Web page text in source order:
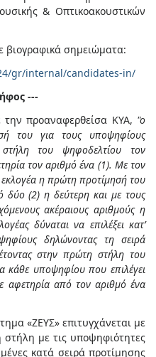
& Οπτικοακουστικών
βιογραφικά σημειώματα:
gr/internal/candidates-in/
---
προαναφερθείσα ΚΥΑ, "ο
του για τους υποψηφίους
του ψηφοδελτίου τον
τον αριθμό ένα (1). Με τον
η πρώτη προτίμησή του
δύο (2) η δεύτερη και με τους
ακέραιους αριθμούς η
δύναται να επιλέξει κατ’
δηλώνοντας τη σειρά
στην πρώτη στήλη του
κάθε υποψηφίου που επιλέγει
αφετηρία από τον αριθμό ένα
«ΖΕΥΣ» επιτυγχάνεται με
με τις υποψηφιότητες
κατά σειρά προτίμησης